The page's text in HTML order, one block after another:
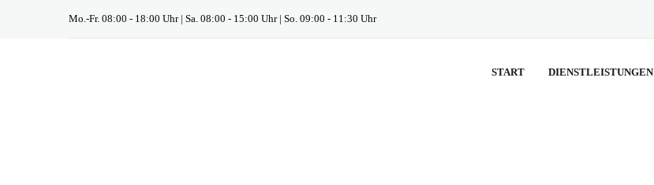
Mo.-Fr. 08:00 - 18:00 Uhr | Sa. 08:00 - 15:00 Uhr | So. 09:00 - 11:30 Uhr
START DIENSTLEISTUNGEN